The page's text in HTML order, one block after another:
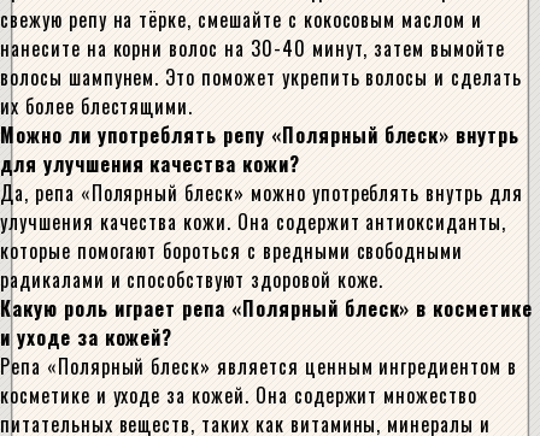
свежую репу на тёрке, смешайте с кокосовым маслом и
нанесите на корни волос на 30-40 минут, затем вымойте
волосы шампунем. Это поможет укрепить волосы и сделать
их более блестящими.
Можно ли употреблять репу «Полярный блеск» внутрь
для улучшения качества кожи?
Да, репа «Полярный блеск» можно употреблять внутрь для
улучшения качества кожи. Она содержит антиоксиданты,
которые помогают бороться с вредными свободными
радикалами и способствуют здоровой коже.
Какую роль играет репа «Полярный блеск» в косметике
и уходе за кожей?
Репа «Полярный блеск» является ценным ингредиентом в
косметике и уходе за кожей. Она содержит множество
питательных веществ, таких как витамины, минералы и